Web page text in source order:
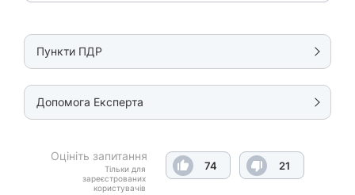
Пункти ПДР
Допомога Експерта
Оцініть запитання
Тільки для
зареєстрованих
користувачів
74 21